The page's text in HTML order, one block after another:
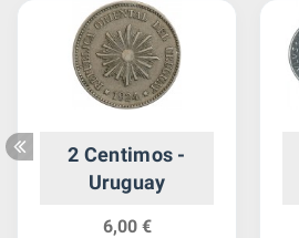
2 Centimos -
Uruguay
6,00 €